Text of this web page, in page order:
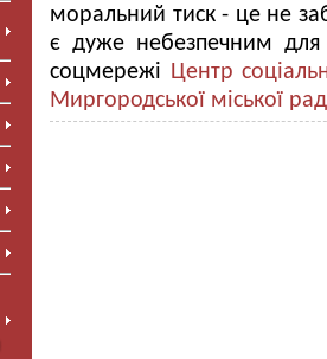
моральний тиск - це не
є дуже небезпечним для
соцмережі Центр
Миргородської міської